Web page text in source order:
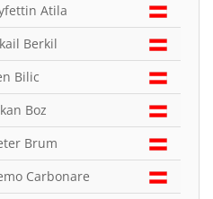
Atila
Berkil
Bilic
Boz
Brum
Carbonare